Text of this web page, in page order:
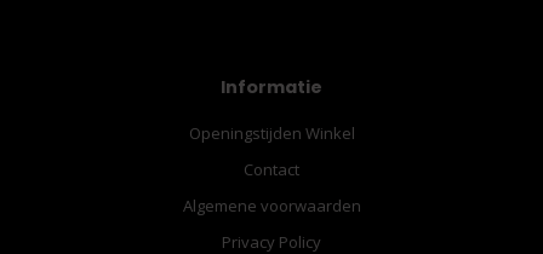
Informatie
Openingstijden Winkel
Contact
Algemene voorwaarden
Privacy Policy